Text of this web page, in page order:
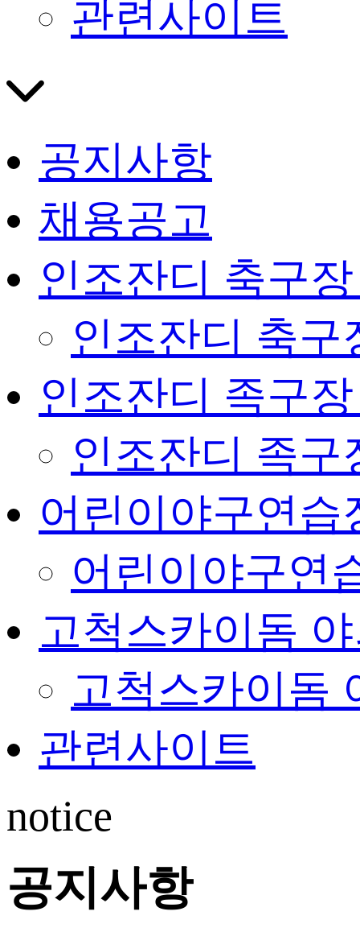
관련사이트
공지사항
채용공고
인조잔디 축구
인조잔디 축구
인조잔디 족구
인조잔디 족구
어린이야구연습
어린이야구연
고척스카이돔
고척스카이돔
관련사이트
notice
공지사항